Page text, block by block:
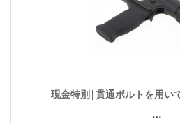
現金特別|貫通ボルトを用い
…